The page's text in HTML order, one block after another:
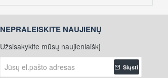
NEPRALEISKITE NAUJIENŲ
Užsisakykite mūsų naujienlaiškį
el.pašto
Siųsti